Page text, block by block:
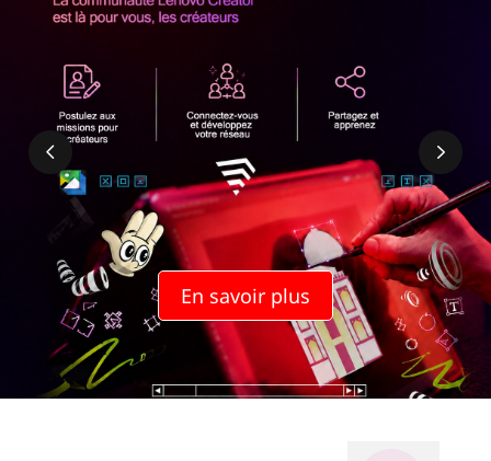
En savoir plus